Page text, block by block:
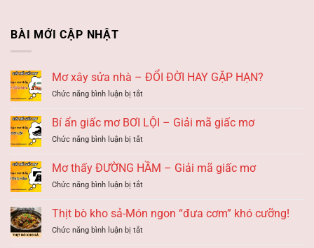
BÀI MỚI CẬP NHẬT
Mơ xây sửa nhà – ĐỔI ĐỜI HAY GẶP HẠN?
Chức năng bình luận bị tắtở
xây
sửa
nhà
ĐỔI
HAY
HẠN?
Bí ẩn giấc mơ BƠI LỘI – Giải mã giấc mơ
Chức năng bình luận bị tắtở
ẩn
giấc
mơ
LỘI
Giải
Mơ thấy ĐƯỜNG HẦM – Giải mã giấc mơ
Chức năng bình luận bị tắtở
ĐƯỜNG
HẦM
Thịt bò kho sả-Món ngon “đưa cơm” khó cưỡng!
Chức năng bình luận bị tắtở